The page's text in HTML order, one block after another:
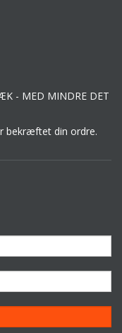
- MED MINDRE DET
bekræftet din ordre.